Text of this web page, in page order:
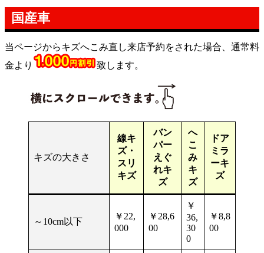
国産車
当ページからキズへこみ直し来店予約をされた場合、通常料
金より
致します。
キズの大きさ
線キ
ズ・
スリ
キズ
バン
パー
えぐ
れキ
ズ
へ
こ
み
キ
ズ
ドア
ミラ
ーキ
ズ
～10cm以下
￥22,
000
￥28,6
00
￥
36,
30
0
￥8,8
00